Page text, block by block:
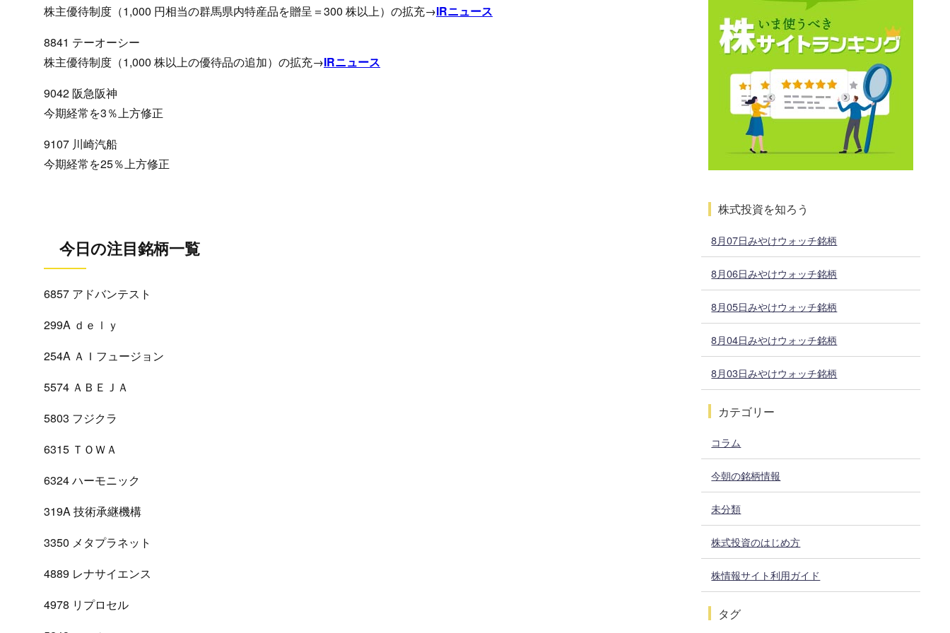
株主優待制度（1,000 円相当の群馬県内特産品を贈呈＝300 株以上）の拡充→IRニュース
8841 テーオーシー
株主優待制度（1,000 株以上の優待品の追加）の拡充→IRニュース
9042 阪急阪神
今期経常を3％上方修正
9107 川崎汽船
今期経常を25％上方修正
今日の注目銘柄一覧
6857 アドバンテスト
299A ｄｅｌｙ
254A ＡＩフュージョン
5574 ＡＢＥＪＡ
5803 フジクラ
6315 ＴＯＷＡ
6324 ハーモニック
319A 技術承継機構
3350 メタプラネット
4889 レナサイエンス
4978 リプロセル
株式投資を知ろう
8月07日みやけウォッチ銘柄
8月06日みやけウォッチ銘柄
8月05日みやけウォッチ銘柄
8月04日みやけウォッチ銘柄
8月03日みやけウォッチ銘柄
カテゴリー
コラム
今朝の銘柄情報
未分類
株式投資のはじめ方
株情報サイト利用ガイド
タグ